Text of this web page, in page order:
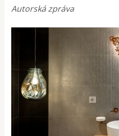
Autorská zpráva